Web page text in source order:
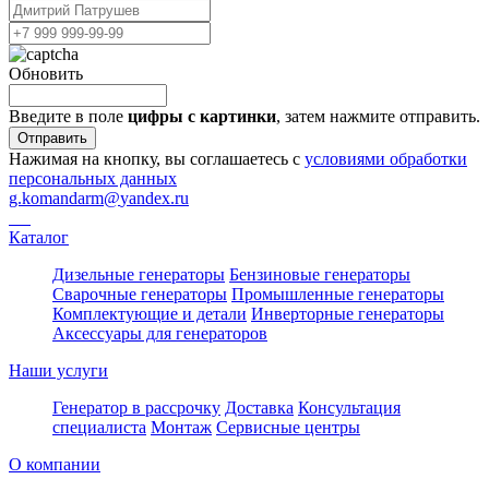
Обновить
Введите в поле цифры c картинки, затем нажмите отправить.
Отправить
Нажимая на кнопку, вы соглашаетесь с условиями обработки
персональных данных
g.komandarm@yandex.ru
Каталог
Дизельные генераторы Бензиновые генераторы
Сварочные генераторы Промышленные генераторы
Комплектующие и детали Инверторные генераторы
Аксессуары для генераторов
Наши услуги
Генератор в рассрочку Доставка Консультация
специалиста Монтаж Сервисные центры
О компании